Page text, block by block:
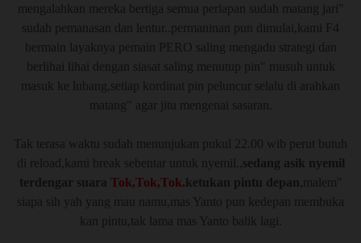
mengalahkan mereka bertiga semua periapan sudah matang jari"
sudah pemanasan dan lentur..permaninan pun dimulai,kami F4
bermain layaknya pemain PERO saling mengadu strategi dan
berlihai lihai dengan siasat saling menutup pin" musuh untuk
masuk ke lubang,setiap kordinat pin peluncur selalu di arahkan
matang" agar jitu mengenai sasaran.
Tak terasa waktu sudah menunjukan pukul 22.00 wib perut butuh
di reload,kami break sebentar untuk nyemil., sedang asik nyemil
terdengar suara Tok,Tok,Tok.ketukan pintu depan ,malem"
siapa sih yah yang mau namu,mas Yanto pun kedepan membuka
kan pintu,tak lama mas Yanto balik lagi.